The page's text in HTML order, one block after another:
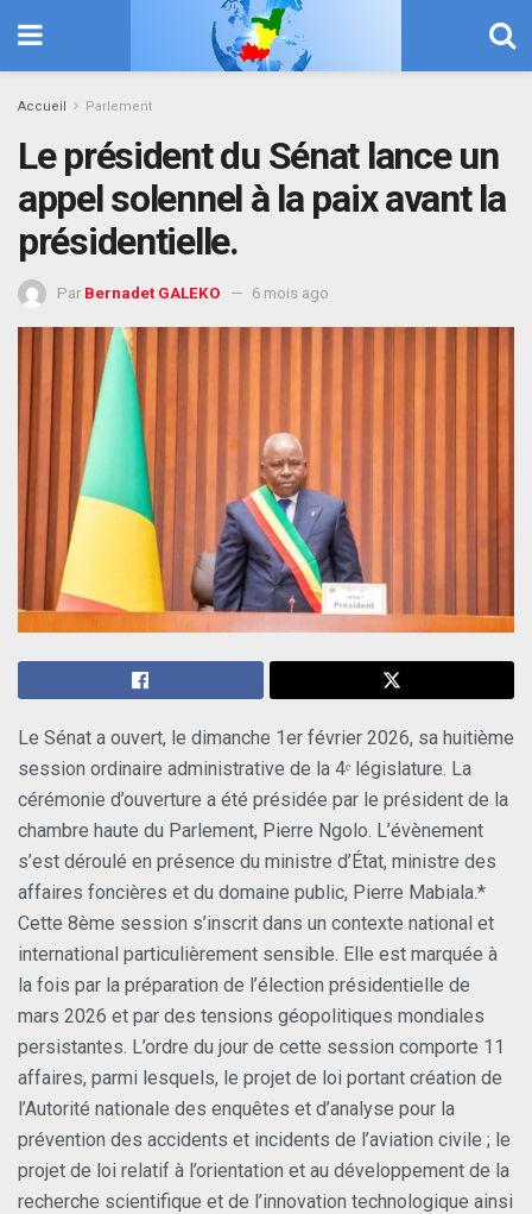
Accueil Parlement
Le président du Sénat lance un
appel solennel à la paix avant la
présidentielle.
Par Bernadet GALEKO 6 mois ago
Le Sénat a ouvert, le dimanche 1er février 2026, sa huitième
session ordinaire administrative de la 4ᵉ législature. La
cérémonie d’ouverture a été présidée par le président de la
chambre haute du Parlement, Pierre Ngolo. L’évènement
s’est déroulé en présence du ministre d’État, ministre des
affaires foncières et du domaine public, Pierre Mabiala.*
Cette 8ème session s’inscrit dans un contexte national et
international particulièrement sensible. Elle est marquée à
la fois par la préparation de l’élection présidentielle de
mars 2026 et par des tensions géopolitiques mondiales
persistantes. L’ordre du jour de cette session comporte 11
affaires, parmi lesquels, le projet de loi portant création de
l’Autorité nationale des enquêtes et d’analyse pour la
prévention des accidents et incidents de l’aviation civile ; le
projet de loi relatif à l’orientation et au développement de la
recherche scientifique et de l’innovation technologique ainsi